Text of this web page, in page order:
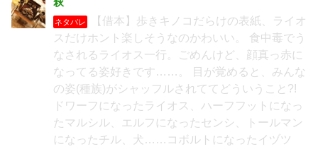
ネタバレ
【借本】歩きキノコだらけの表紙、ライオ
スだけホント楽しそうなのかわいい。 食中毒でう
なされるライオス一行。ごめんけど、顔真っ赤に
なってる姿好きです……。 目が覚めると、みんな
の姿(種族)がシャッフルされててどういうこと?!
ドワーフになったライオス、ハーフフットになっ
たマルシル、エルフになったセンシ、トールマン
になったチル、犬……コボルトになったイヅツ